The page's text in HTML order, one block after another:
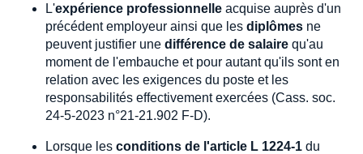
L'expérience professionnelle acquise auprès d'un
précédent employeur ainsi que les diplômes ne
peuvent justifier une différence de salaire qu'au
moment de l'embauche et pour autant qu'ils sont en
relation avec les exigences du poste et les
responsabilités effectivement exercées (Cass. soc.
24-5-2023 n°21-21.902 F-D).
Lorsque les conditions de l'article L 1224-1 du